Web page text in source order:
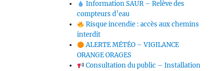
Information SAUR – Relève des
compteurs d’eau
Risque incendie : accès aux chemins
interdit
ALERTE MÉTÉO – VIGILANCE
ORANGE ORAGES
Consultation du public – Installation